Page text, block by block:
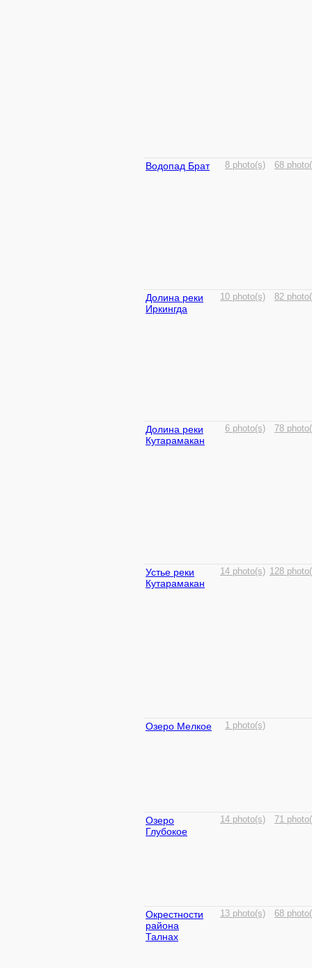
Водопад Брат 8 photo(s) 68
Долина реки
Иркингда
10 photo(s) 82
Долина реки
Кутарамакан
6 photo(s) 78
Устье реки
Кутарамакан
14 photo(s) 128
Озеро Мелкое 1 photo(s)
Озеро
Глубокое
14 photo(s) 71
Окрестности
района
Талнах
13 photo(s) 68